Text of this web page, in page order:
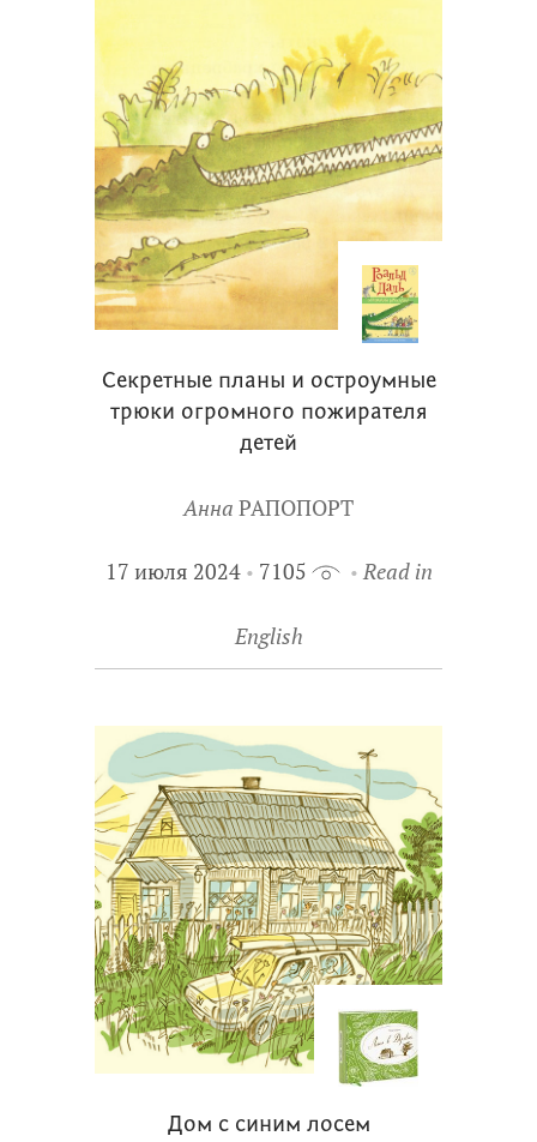
Секретные планы и остроумные
трюки огромного пожирателя
детей
Анна РАПОПОРТ
17 июля 2024 7105 Read in
English
Дом с синим лосем